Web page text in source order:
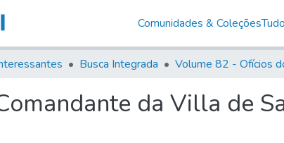
Comunidades & Coleções
Busca Integrada
da Villa de